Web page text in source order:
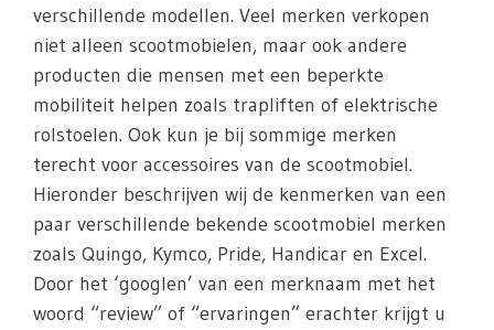
verschillende modellen. Veel merken verkopen
niet alleen scootmobielen, maar ook andere
producten die mensen met een beperkte
mobiliteit helpen zoals trapliften of elektrische
rolstoelen. Ook kun je bij sommige merken
terecht voor accessoires van de scootmobiel.
Hieronder beschrijven wij de kenmerken van een
paar verschillende bekende scootmobiel merken
zoals Quingo, Kymco, Pride, Handicar en Excel.
Door het ‘googlen’ van een merknaam met het
woord “review” of “ervaringen” erachter krijgt u